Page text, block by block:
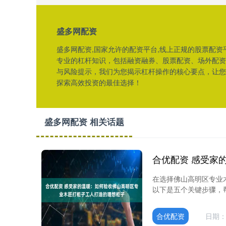
盛多网配资
盛多网配资,国家允许的配资平台,线上正规的股票配
专业的杠杆知识，包括融资融券、股票配资、场外配
与风险提示，我们为您揭示杠杆操作的核心要点，让
探索高效投资的最佳选择！
盛多网配资 相关话题
在选择佛山高明区专
以下是五个关键步骤
合优配资 日期